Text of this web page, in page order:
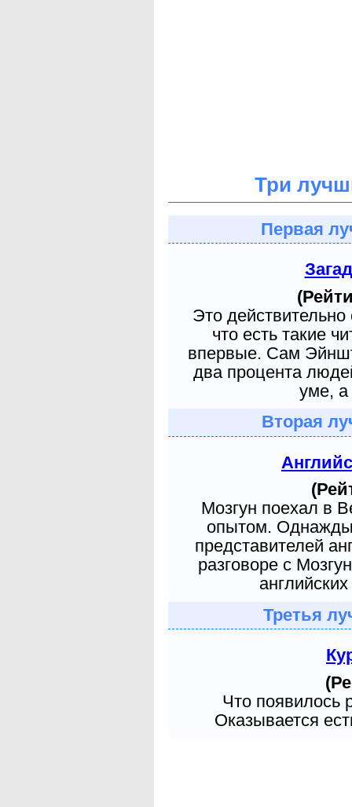
Три
Первая
Это
что есть такие
впервые. Сам
два процента
уме, а
Вторая
Мозгун поехал в
опытом. Однажды
представителей
разговоре с
Третья
Что появилось
Оказывается